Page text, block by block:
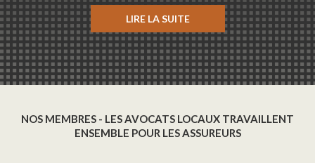
LIRE LA SUITE
NOS MEMBRES - LES AVOCATS LOCAUX TRAVAILLENT
ENSEMBLE POUR LES ASSUREURS